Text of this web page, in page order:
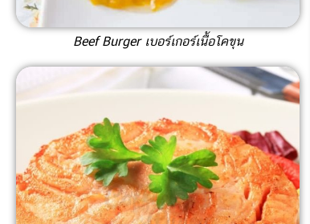
Beef Burger เบอร์เกอร์เนื้อโคขุน